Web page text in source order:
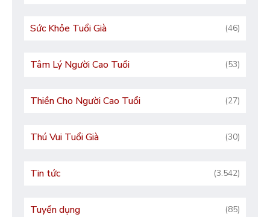
Sức Khỏe Tuổi Già (46)
Tâm Lý Người Cao Tuổi (53)
Thiền Cho Người Cao Tuổi (27)
Thú Vui Tuổi Già (30)
Tin tức (3.542)
Tuyển dụng (85)